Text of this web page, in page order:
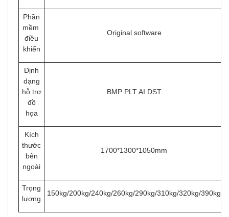
Phần
mềm
điều
khiển
Original software
Định
dạng
hỗ trợ
đồ
họa
BMP PLT AI DST
Kích
thước
bên
ngoài
1700*1300*1050mm
Trọng
lượng
150kg/200kg/240kg/260kg/290kg/310kg/320kg/390kg